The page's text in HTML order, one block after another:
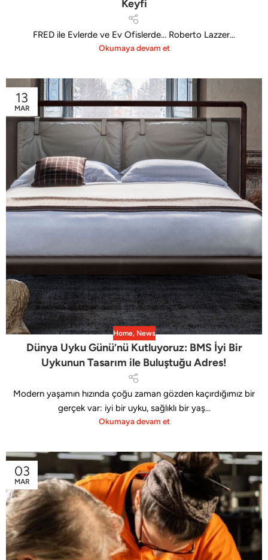
Keyfi
FRED ile Evlerde ve Ev Ofislerde... Roberto Lazzer...
Okumaya devam et
13
MAR
Home, News
Dünya Uyku Günü’nü Kutluyoruz: BMS İyi Bir
Uykunun Tasarım ile Buluştuğu Adres!
Modern yaşamın hızında çoğu zaman gözden kaçırdığımız bir
gerçek var: iyi bir uyku, sağlıklı bir yaş...
Okumaya devam et
03
MAR